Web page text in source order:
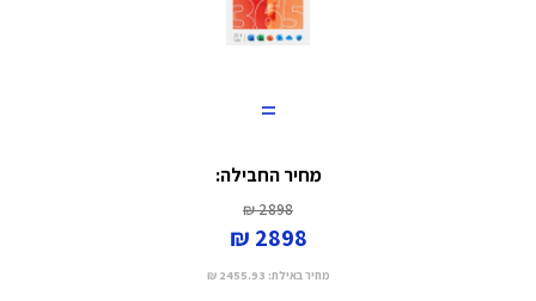
=
מחיר החבילה:
2898 ₪
2898 ₪
מחיר באילת: 2455.93 ₪